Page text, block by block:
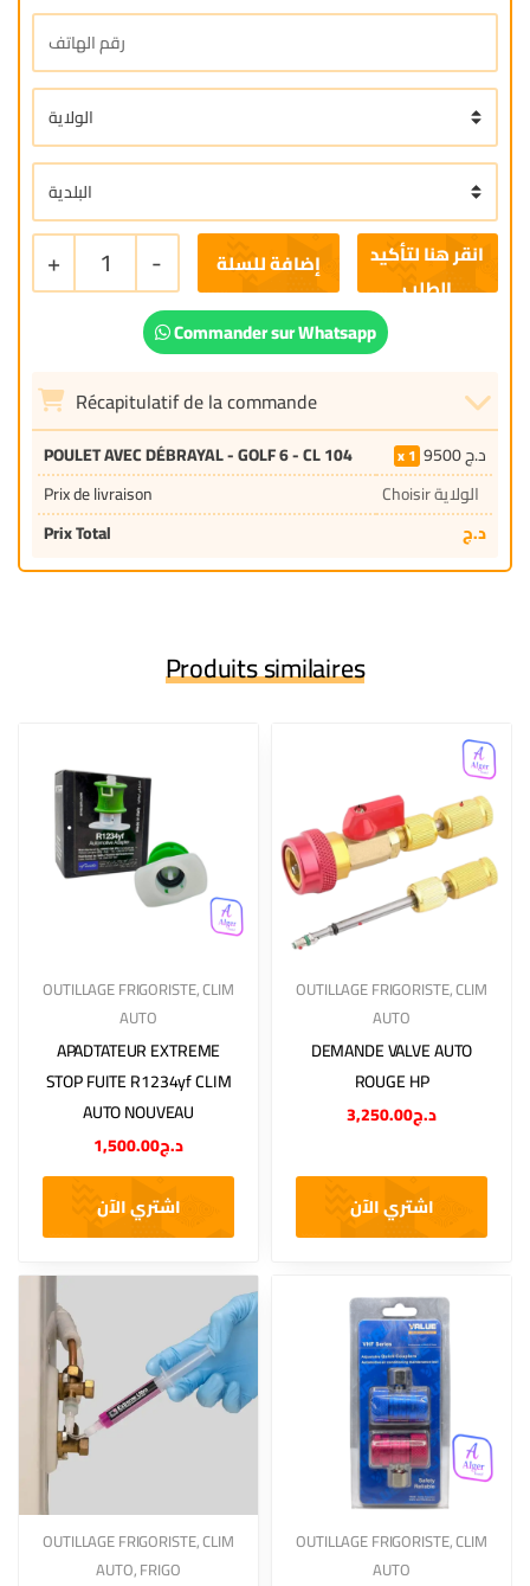
+ 1 - إضافة للسلة
Commander sur Whatsapp
Récapitulatif de la commande
POULET AVEC DÉBRAYAL - GOLF 6 - CL 104 1 9500د.ج
Prix de livraison
Choisir الولاية
Prix Total
د.ج
Produits similaires
OUTILLAGE FRIGORISTE,CLIM
AUTO
APADTATEUR EXTREME
STOP FUITE R1234yf CLIM
AUTO NOUVEAU
د.ج1,500.00
اشتري الآن
OUTILLAGE FRIGORISTE,CLIM
AUTO
DEMANDE VALVE AUTO
ROUGE HP
د.ج3,250.00
اشتري الآن
OUTILLAGE FRIGORISTE,CLIM
AUTO,FRIGO
OUTILLAGE FRIGORISTE,CLIM
AUTO